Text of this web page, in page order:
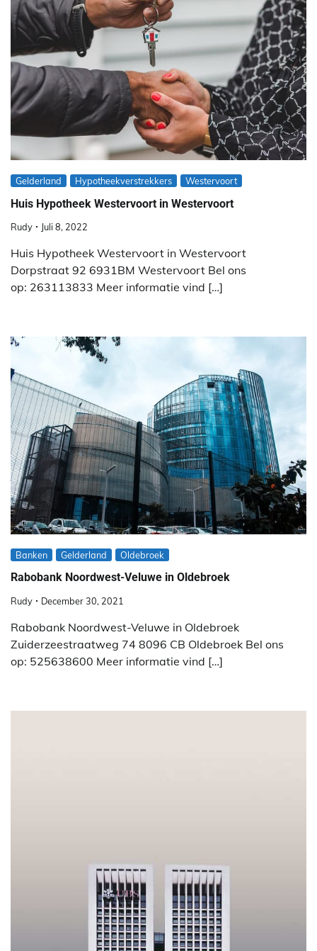
Gelderland Hypotheekverstrekkers Westervoort
Huis Hypotheek Westervoort in Westervoort
Rudy Juli 8, 2022
Huis Hypotheek Westervoort in Westervoort
Dorpstraat 92 6931BM Westervoort Bel ons
op: 263113833 Meer informatie vind […]
Banken Gelderland Oldebroek
Rabobank Noordwest-Veluwe in Oldebroek
Rudy December 30, 2021
Rabobank Noordwest-Veluwe in Oldebroek
Zuiderzeestraatweg 74 8096 CB Oldebroek Bel ons
op: 525638600 Meer informatie vind […]